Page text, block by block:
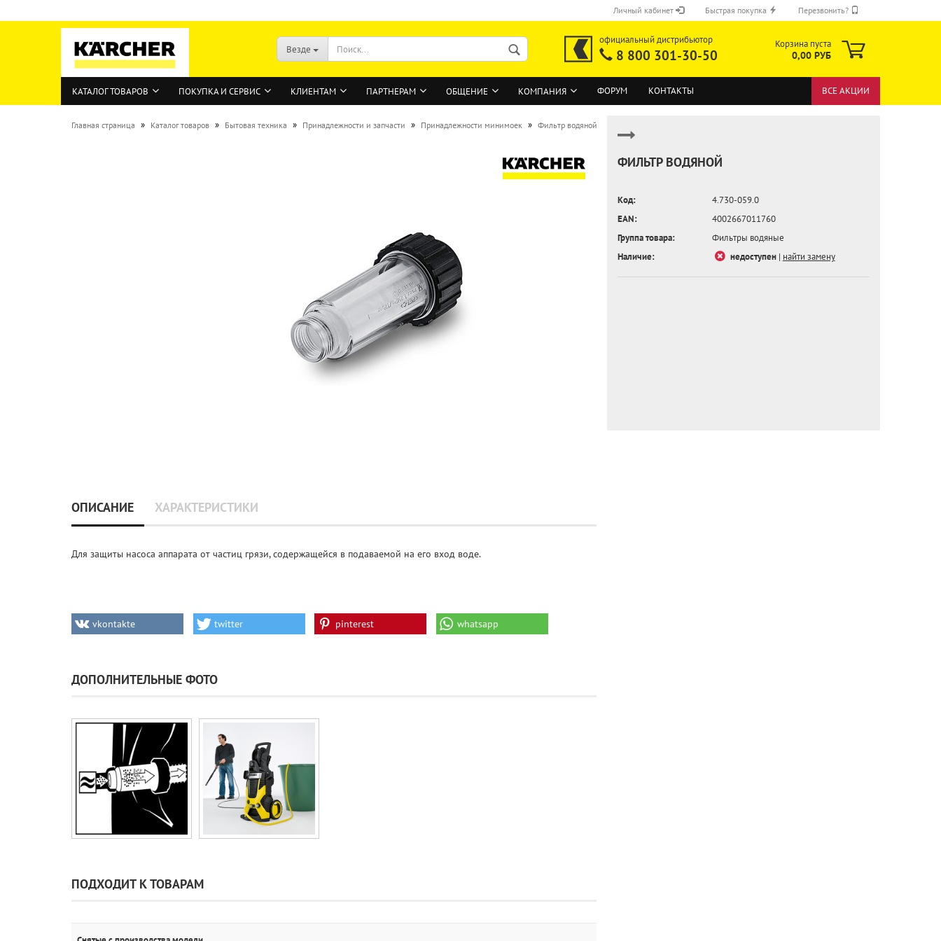
Личный кабинет
ВОЙТИ
Быстрая покупка Перезвонить?
Везде
официальный дистрибьютор
8 800 301-30-50
Корзина пуста
0,00 РУБ
КАТАЛОГ ТОВАРОВ ПОКУПКА И СЕРВИС КЛИЕНТАМ ПАРТНЕРАМ ОБЩЕНИЕ КОМПАНИЯ ФОРУМ КОНТАКТЫ ВСЕ АКЦИИ
Главная страница » Каталог товаров » Бытовая техника » Принадлежности и запчасти » Принадлежности минимоек » Фильтр водяной
ФИЛЬТР ВОДЯНОЙ
Код:
4.730-059.0
EAN:
4002667011760
Группа товара:
Фильтры водяные
Наличие:
недоступен| найти замену
ОПИСАНИЕ ХАРАКТЕРИСТИКИ
Для защиты насоса аппарата от частиц грязи, содержащейся в подаваемой на его вход воде.
vkontakte twitter pinterest whatsapp
ДОПОЛНИТЕЛЬНЫЕ ФОТО
ПОДХОДИТ К ТОВАРАМ